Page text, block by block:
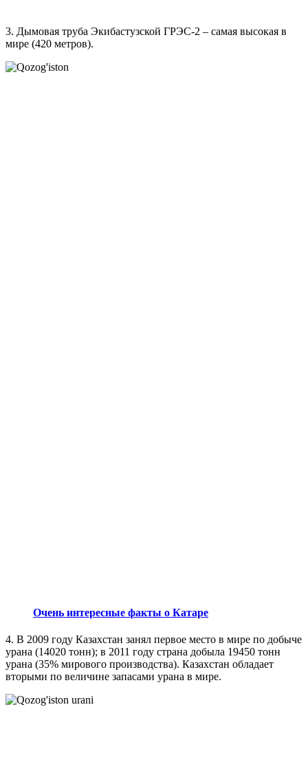
3. Дымовая труба Экибастузской ГРЭС-2 – самая высокая в
мире (420 метров).
Очень интересные факты о Катаре
4. В 2009 году Казахстан занял первое место в мире по добыче
урана (14020 тонн); в 2011 году страна добыла 19450 тонн
урана (35% мирового производства). Казахстан обладает
вторыми по величине запасами урана в мире.